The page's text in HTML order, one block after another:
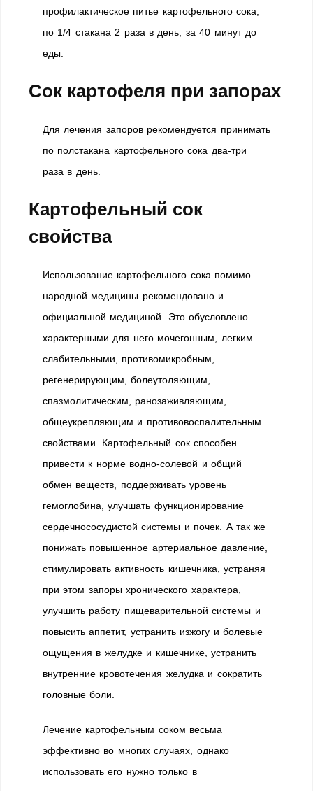
профилактическое питье картофельного сока,
по 1/4 стакана 2 раза в день, за 40 минут до
еды.
Сок картофеля при запорах
Для лечения запоров рекомендуется принимать
по полстакана картофельного сока два-три
раза в день.
Картофельный сок
свойства
Использование картофельного сока помимо
народной медицины рекомендовано и
официальной медициной. Это обусловлено
характерными для него мочегонным, легким
слабительными, противомикробным,
регенерирующим, болеутоляющим,
спазмолитическим, ранозаживляющим,
общеукрепляющим и противовоспалительным
свойствами. Картофельный сок способен
привести к норме водно-солевой и общий
обмен веществ, поддерживать уровень
гемоглобина, улучшать функционирование
сердечнососудистой системы и почек. А так же
понижать повышенное артериальное давление,
стимулировать активность кишечника, устраняя
при этом запоры хронического характера,
улучшить работу пищеварительной системы и
повысить аппетит, устранить изжогу и болевые
ощущения в желудке и кишечнике, устранить
внутренние кровотечения желудка и сократить
головные боли.
Лечение картофельным соком весьма
эффективно во многих случаях, однако
использовать его нужно только в